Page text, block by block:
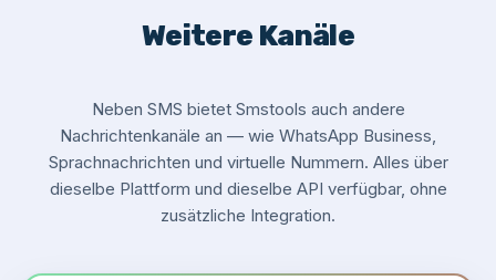
Weitere Kanäle
Neben SMS bietet Smstools auch andere
Nachrichtenkanäle an — wie WhatsApp Business,
Sprachnachrichten und virtuelle Nummern. Alles über
dieselbe Plattform und dieselbe API verfügbar, ohne
zusätzliche Integration.